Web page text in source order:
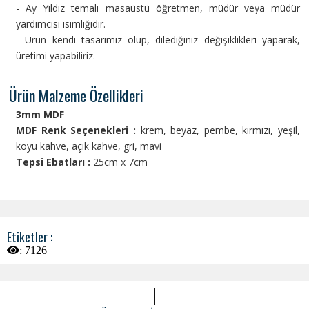
- Ay Yıldız temalı masaüstü öğretmen, müdür veya müdür
yardımcısı isimliğidir.
- Ürün kendi tasarımız olup, dilediğiniz değişiklikleri yaparak,
üretimi yapabiliriz.
Ürün Malzeme Özellikleri
3mm MDF
MDF Renk Seçenekleri : krem, beyaz, pembe, kırmızı, yeşil,
koyu kahve, açık kahve, gri, mavi
Tepsi Ebatları : 25cm x 7cm
Etiketler :
: 7126